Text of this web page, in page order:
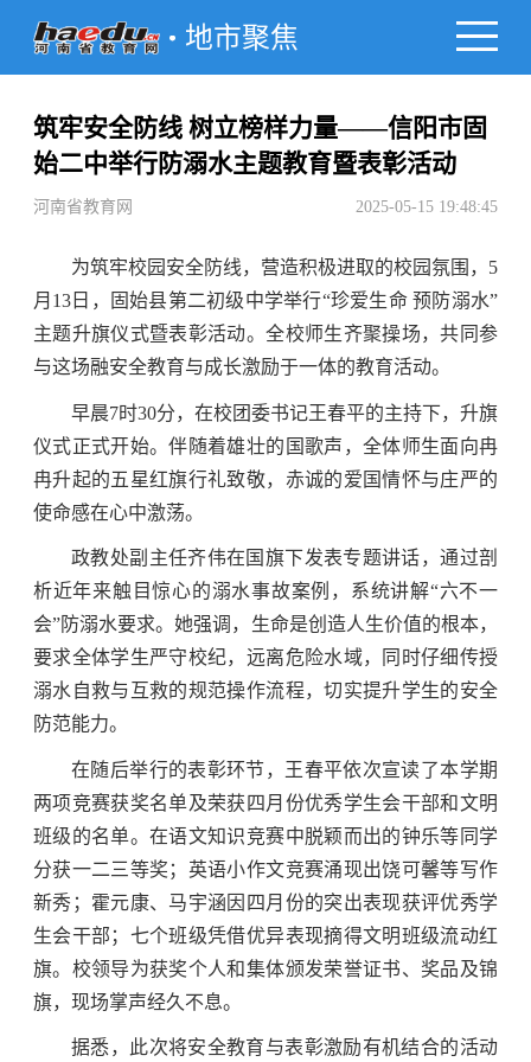
地市聚焦
筑牢安全防线 树立榜样力量——信阳市固
始二中举行防溺水主题教育暨表彰活动
河南省教育网 2025-05-15 19:48:45
为筑牢校园安全防线，营造积极进取的校园氛围，5
月13日，固始县第二初级中学举行“珍爱生命 预防溺水”
主题升旗仪式暨表彰活动。全校师生齐聚操场，共同参
与这场融安全教育与成长激励于一体的教育活动。
早晨7时30分，在校团委书记王春平的主持下，升旗
仪式正式开始。伴随着雄壮的国歌声，全体师生面向冉
冉升起的五星红旗行礼致敬，赤诚的爱国情怀与庄严的
使命感在心中激荡。
政教处副主任齐伟在国旗下发表专题讲话，通过剖
析近年来触目惊心的溺水事故案例，系统讲解“六不一
会”防溺水要求。她强调，生命是创造人生价值的根本，
要求全体学生严守校纪，远离危险水域，同时仔细传授
溺水自救与互救的规范操作流程，切实提升学生的安全
防范能力。
在随后举行的表彰环节，王春平依次宣读了本学期
两项竞赛获奖名单及荣获四月份优秀学生会干部和文明
班级的名单。在语文知识竞赛中脱颖而出的钟乐等同学
分获一二三等奖；英语小作文竞赛涌现出饶可馨等写作
新秀；霍元康、马宇涵因四月份的突出表现获评优秀学
生会干部；七个班级凭借优异表现摘得文明班级流动红
旗。校领导为获奖个人和集体颁发荣誉证书、奖品及锦
旗，现场掌声经久不息。
据悉，此次将安全教育与表彰激励有机结合的活动